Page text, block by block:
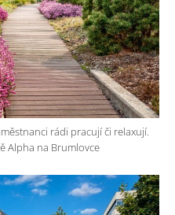
rádi pracují či relaxují.
Alpha na Brumlovce